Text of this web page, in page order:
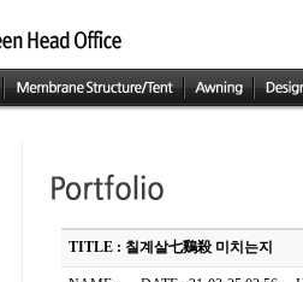
TITLE : 칠계살七鷄殺 미치는지